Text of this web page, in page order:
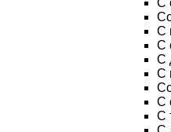
С
С
С
С
С
С
С